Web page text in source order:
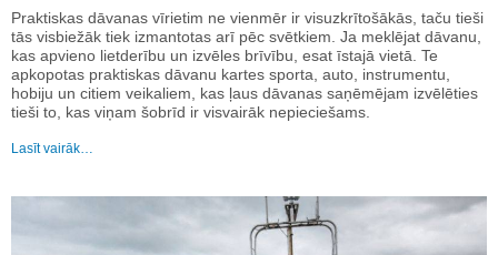
Praktiskas dāvanas vīrietim ne vienmēr ir visuzkrītošākās, taču tieši
tās visbiežāk tiek izmantotas arī pēc svētkiem. Ja meklējat dāvanu,
kas apvieno lietderību un izvēles brīvību, esat īstajā vietā. Te
apkopotas praktiskas dāvanu kartes sporta, auto, instrumentu,
hobiju un citiem veikaliem, kas ļaus dāvanas saņēmējam izvēlēties
tieši to, kas viņam šobrīd ir visvairāk nepieciešams.
Lasīt vairāk…